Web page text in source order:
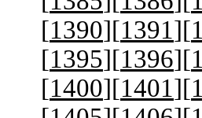
[1390][1391][
[1395][1396][
[1400][1401][